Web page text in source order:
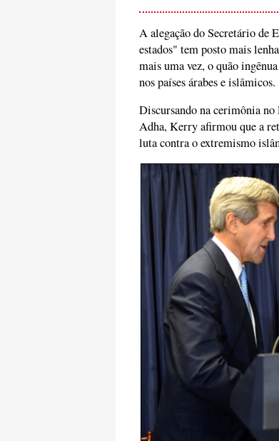
A alegação do Secretário de
estados" tem posto mais
mais uma vez, o quão
nos países árabes e islâmicos.
Discursando na cerimônia
Adha, Kerry afirmou que a
luta contra o extremismo